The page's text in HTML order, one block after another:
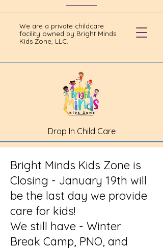
We are a private childcare
facility owned by Bright Minds
Kids Zone, LLC.
Drop In Child Care
Bright Minds Kids Zone is
Closing - January 19th will
be the last day we provide
care for kids!
We still have - Winter
Break Camp, PNO, and